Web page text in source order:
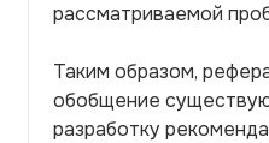
рассматриваемой
Таким образом,
обобщение
разработку